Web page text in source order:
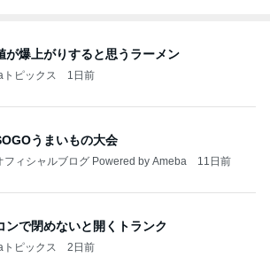
が爆上がりすると思うラーメン
ピックス 1日前
うまいもの大会
フィシャルブログ Powered by Ameba 11日前
ンで閉めないと開くトランク
ピックス 2日前